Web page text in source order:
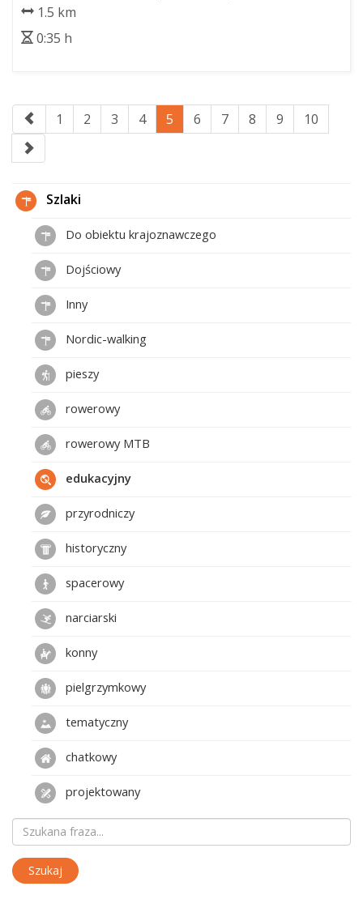
1.5 km
0:35 h
1 2 3 4 5 6 7 8 9 10
Szlaki
Do obiektu krajoznawczego
Dojściowy
Inny
Nordic-walking
pieszy
rowerowy
rowerowy MTB
edukacyjny
przyrodniczy
historyczny
spacerowy
narciarski
konny
pielgrzymkowy
tematyczny
chatkowy
projektowany